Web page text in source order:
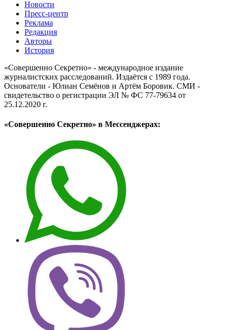
Новости
Пресс-центр
Реклама
Редакция
Авторы
История
«Совершенно Секретно» - международное издание
журналистских расследований. Издаётся с 1989 года.
Основатели - Юлиан Семёнов и Артём Боровик. CМИ -
свидетельство о регистрации ЭЛ № ФС 77-79634 от
25.12.2020 г.
«Совершенно Секретно» в Мессенджерах: